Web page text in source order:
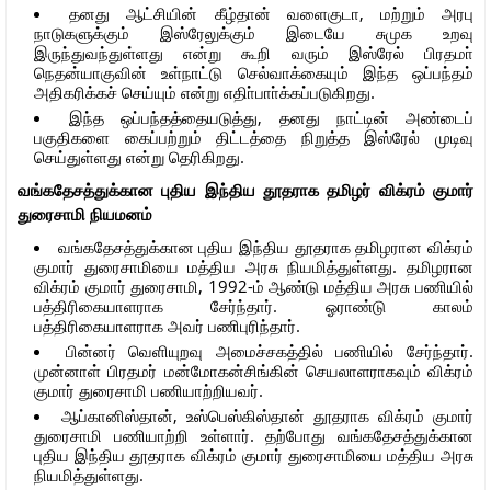
தனது ஆட்சியின் கீழ்தான் வளைகுடா, மற்றும் அரபு
நாடுகளுக்கும் இஸ்ரேலுக்கும் இடையே சுமுக உறவு
இருந்துவந்துள்ளது என்று கூறி வரும் இஸ்ரேல் பிரதமா்
நெதன்யாகுவின் உள்நாட்டு செல்வாக்கையும் இந்த ஒப்பந்தம்
அதிகரிக்கச் செய்யும் என்று எதிா்பாா்க்கப்படுகிறது.
இந்த ஒப்பந்தத்தையடுத்து, தனது நாட்டின் அண்டைப்
பகுதிகளை கைப்பற்றும் திட்டத்தை நிறுத்த இஸ்ரேல் முடிவு
செய்துள்ளது என்று தெரிகிறது.
வங்கதேசத்துக்கான புதிய இந்திய தூதராக தமிழர் விக்ரம் குமார்
துரைசாமி நியமனம்
வங்கதேசத்துக்கான புதிய இந்திய தூதராக தமிழரான விக்ரம்
குமார் துரைசாமியை மத்திய அரசு நியமித்துள்ளது. தமிழரான
விக்ரம் குமார் துரைசாமி, 1992-ம் ஆண்டு மத்திய அரசு பணியில்
பத்திரிகையாளராக சேர்ந்தார். ஓராண்டு காலம்
பத்திரிகையாளராக அவர் பணிபுரிந்தார்.
பின்னர் வெளியுறவு அமைச்சகத்தில் பணியில் சேர்ந்தார்.
முன்னாள் பிரதமர் மன்மோகன்சிங்கின் செயலாளராகவும் விக்ரம்
குமார் துரைசாமி பணியாற்றியவர்.
ஆப்கானிஸ்தான், உஸ்பெஸ்கிஸ்தான் தூதராக விக்ரம் குமார்
துரைசாமி பணியாற்றி உள்ளார். தற்போது வங்கதேசத்துக்கான
புதிய இந்திய தூதராக விக்ரம் குமார் துரைசாமியை மத்திய அரசு
நியமித்துள்ளது.